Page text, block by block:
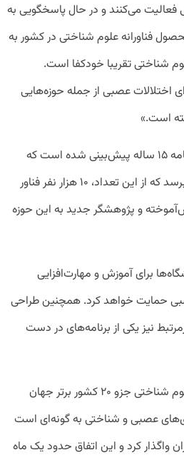
فعالیت می‌کنند و در حال پاسخگویی به
فناورانه این حوزه هستند. تاکنون حدود ۷۰ محصول فناورانه علوم شناختی در کشور به
شناختی تقریبا خودکفا است.
اختلالات عصبی از جمله حوزه‌هایی
است.»
او با اشاره به برنامه‌های توسعه‌ای ستاد گفت: «در برنامه ۱۵ ساله پیش‌بینی شده است که
زیست‌بوم علوم شناختی کشور به ۳۰ هزار پژوهشگر برسد که از این تعداد، ۱۰ هزار نفر فناور
هدف، باید حدود ۲۰ هزار دانش‌آموخته و پژوهشگر جدید به این حوزه
برای آموزش و مهارت‌افزایی
حمایت خواهد کرد. همچنین طراحی
نیز یکی از برنامه‌های در دست
پورعباسی اضافه کرد: «ایران در بسیاری از حوزه‌های علوم شناختی جزو ۲۰ کشور برتر جهان
عصبی و شناختی به گونه‌ای است
را به ایران واگذار کرد و این اتفاق حدود یک ماه